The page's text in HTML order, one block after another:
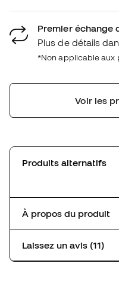
Premier échange
Plus de détails
*Non applicable aux
Voir les
Produits alternatifs
À propos du produit
Laissez un avis (11)